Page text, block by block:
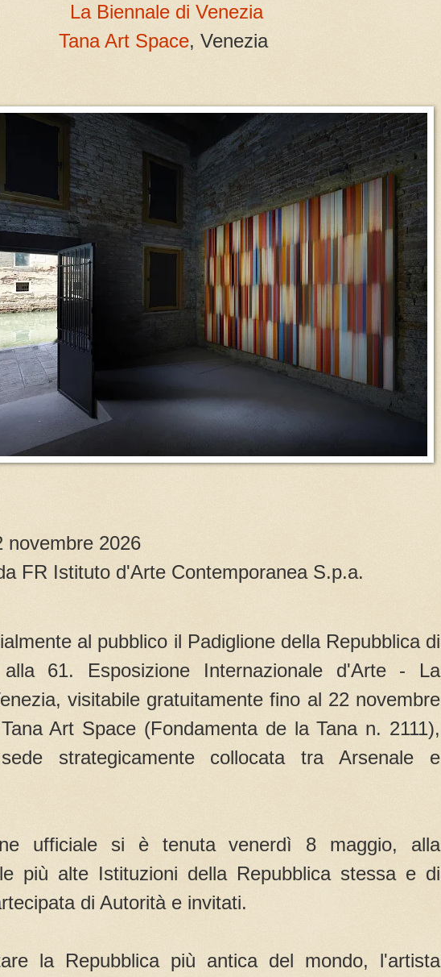
La Biennale di Venezia
Tana Art Space, Venezia
novembre 2026
FR Istituto d'Arte Contemporanea S.p.a.
al pubblico il Padiglione della Repubblica di
61. Esposizione Internazionale d'Arte - La
visitabile gratuitamente fino al 22 novembre
Art Space (Fondamenta de la Tana n. 2111),
strategicamente collocata tra Arsenale e
ufficiale si è tenuta venerdì 8 maggio, alla
più alte Istituzioni della Repubblica stessa e di
di Autorità e invitati.
la Repubblica più antica del mondo, l'artista